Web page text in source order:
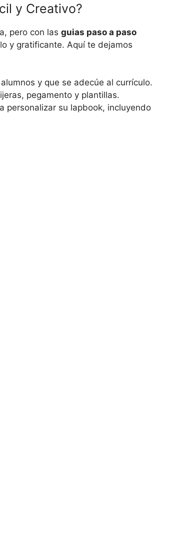
y Creativo?
pero con las guias paso a paso
y gratificante. Aquí te dejamos
y que se adecúe al currículo.
pegamento y plantillas.
personalizar su lapbook, incluyendo